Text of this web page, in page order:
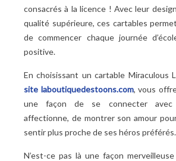
consacrés à la licence ! Avec leur
qualité supérieure, ces cartables
de commencer chaque journée
positive.
En choisissant un cartable Miraculous
site laboutiquedestoons.com, vous
une façon de se connecter avec
affectionne, de montrer son amour
sentir plus proche de ses héros préférés.
N’est-ce pas là une façon